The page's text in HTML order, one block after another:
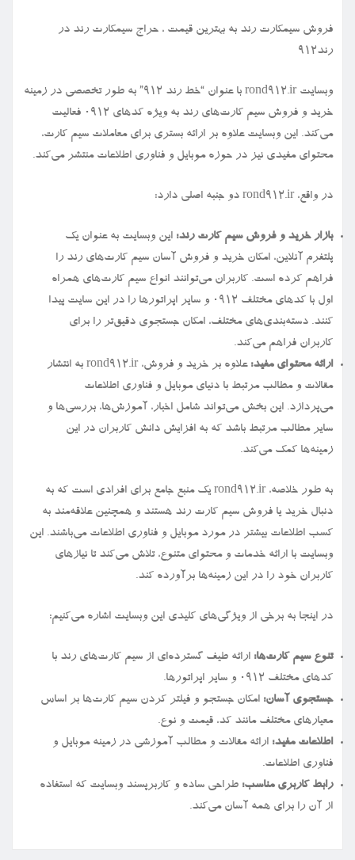
فروش سیمكارت رند به بهترین قیمت ، حراج سیمكارت رند در
رند912
وبسایت rond912.ir با عنوان “خط رند ۹۱۲” به طور تخصصی در زمینه
خرید و فروش سیم کارت‌های رند به ویژه کدهای ۰۹۱۲ فعالیت
می‌کند. این وبسایت علاوه بر ارائه بستری برای معاملات سیم کارت،
محتوای مفیدی نیز در حوزه موبایل و فناوری اطلاعات منتشر می‌کند.
در واقع، rond912.ir دو جنبه اصلی دارد:
بازار خرید و فروش سیم کارت رند: این وبسایت به عنوان یک
پلتفرم آنلاین، امکان خرید و فروش آسان سیم کارت‌های رند را
فراهم کرده است. کاربران می‌توانند انواع سیم کارت‌های همراه
اول با کدهای مختلف ۰۹۱۲ و سایر اپراتورها را در این سایت پیدا
کنند. دسته‌بندی‌های مختلف، امکان جستجوی دقیق‌تر را برای
کاربران فراهم می‌کند.
ارائه محتوای مفید:
علاوه بر خرید و فروش، rond912.ir به انتشار
مقالات و مطالب مرتبط با دنیای موبایل و فناوری اطلاعات
می‌پردازد. این بخش می‌تواند شامل اخبار، آموزش‌ها، بررسی‌ها و
سایر مطالب مرتبط باشد که به افزایش دانش کاربران در این
زمینه‌ها کمک می‌کند.
به طور خلاصه، rond912.ir یک منبع جامع برای افرادی است که به
دنبال خرید یا فروش سیم کارت رند هستند و همچنین علاقه‌مند به
کسب اطلاعات بیشتر در مورد موبایل و فناوری اطلاعات می‌باشند. این
وبسایت با ارائه خدمات و محتوای متنوع، تلاش می‌کند تا نیازهای
کاربران خود را در این زمینه‌ها برآورده کند.
در اینجا به برخی از ویژگی‌های کلیدی این وبسایت اشاره می‌کنیم:
تنوع سیم کارت‌ها: ارائه طیف گسترده‌ای از سیم کارت‌های رند با
کدهای مختلف ۰۹۱۲ و سایر اپراتورها.
جستجوی آسان: امکان جستجو و فیلتر کردن سیم کارت‌ها بر اساس
معیارهای مختلف مانند کد، قیمت و نوع.
اطلاعات مفید: ارائه مقالات و مطالب آموزشی در زمینه موبایل و
فناوری اطلاعات.
رابط کاربری مناسب: طراحی ساده و کاربرپسند وبسایت که استفاده
از آن را برای همه آسان می‌کند.